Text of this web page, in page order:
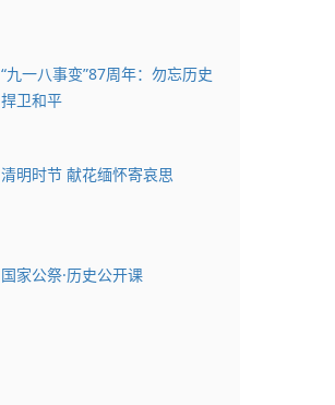
“九一八事变”87周年：勿忘历史
捍卫和平
清明时节 献花缅怀寄哀思
国家公祭·历史公开课